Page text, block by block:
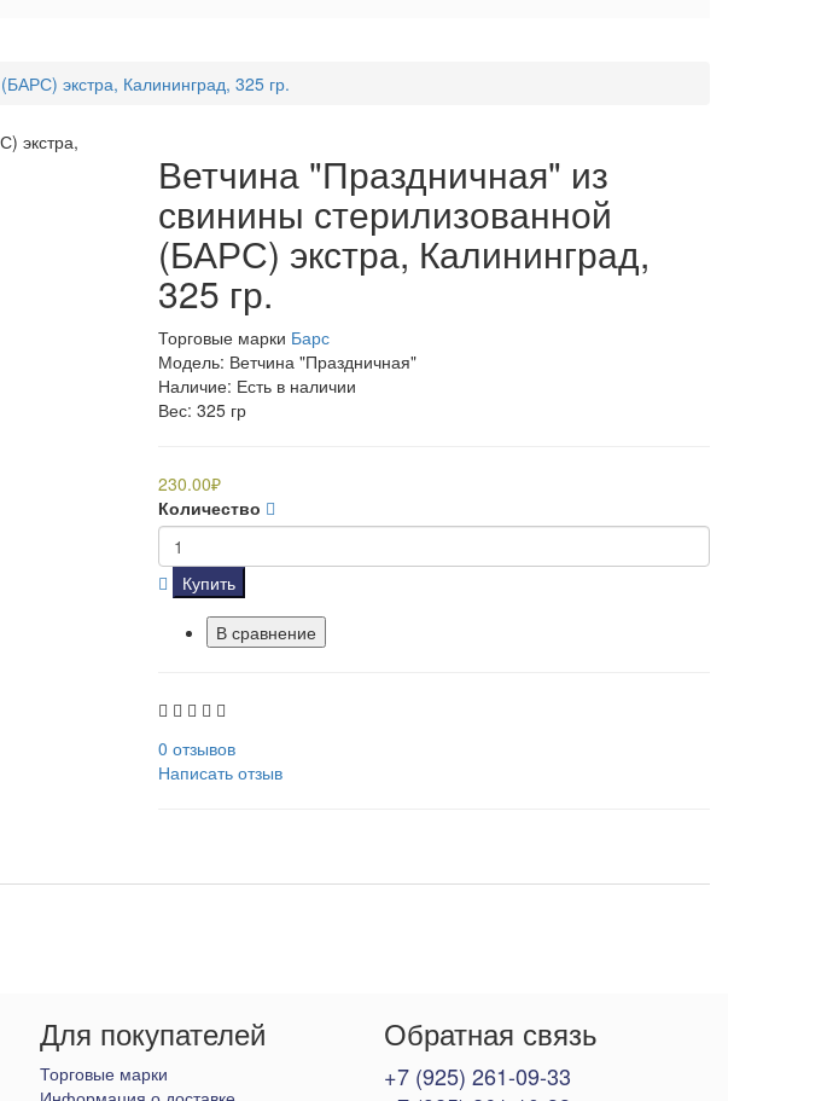
экстра, Калининград, 325 гр.
Ветчина "Праздничная" из
свинины стерилизованной
(БАРС) экстра, Калининград,
325 гр.
Торговые марки Барс
Модель: Ветчина "Праздничная"
Наличие: Есть в наличии
Вес: 325 гр
230.00₽
Количество
Купить
В сравнение
0 отзывов
Написать отзыв
Для покупателей
Торговые марки
Обратная связь
+7 (925) 261-09-33